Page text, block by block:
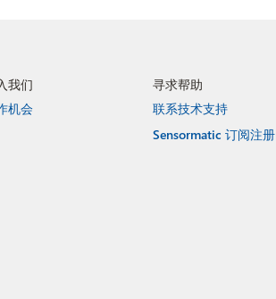
我们
机会
寻求帮助
联系技术支持
Sensormatic 订阅注册